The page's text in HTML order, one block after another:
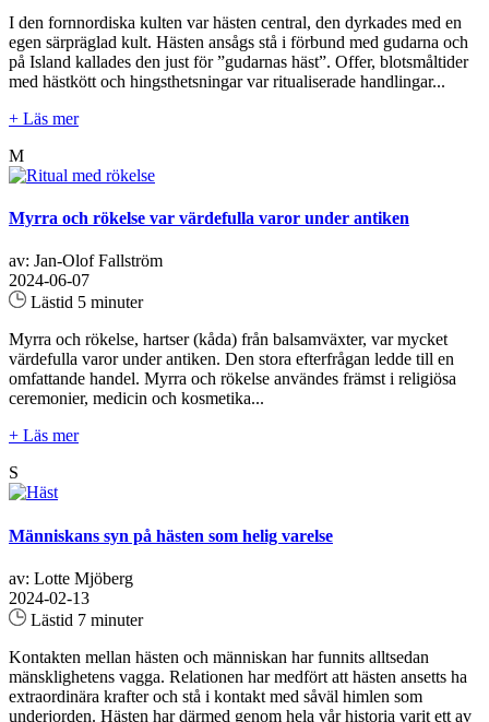
I den fornnordiska kulten var hästen central, den dyrkades med en
egen särpräglad kult. Hästen ansågs stå i förbund med gudarna och
på Island kallades den just för ”gudarnas häst”. Offer, blotsmåltider
med hästkött och hingsthetsningar var ritualiserade handlingar...
+ Läs mer
M
Myrra och rökelse var värdefulla varor under antiken
av: Jan-Olof Fallström
2024-06-07
Lästid 5 minuter
Myrra och rökelse, hartser (kåda) från balsamväxter, var mycket
värdefulla varor under antiken. Den stora efterfrågan ledde till en
omfattande handel. Myrra och rökelse användes främst i religiösa
ceremonier, medicin och kosmetika...
+ Läs mer
S
Människans syn på hästen som helig varelse
av: Lotte Mjöberg
2024-02-13
Lästid 7 minuter
Kontakten mellan hästen och människan har funnits alltsedan
mänsklighetens vagga. Relationen har medfört att hästen ansetts ha
extraordinära krafter och stå i kontakt med såväl himlen som
underjorden. Hästen har därmed genom hela vår historia varit ett av